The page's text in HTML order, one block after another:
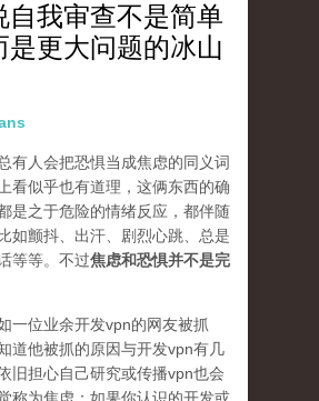
自我审查不是简单
是更大问题的冰山
有人会把恐惧当成焦虑的同义词
看似乎也有道理，这俩东西的确
是之于危险的情绪反应，都伴随
如颤抖、出汗、剧烈心跳、总是
等等。不过焦虑和恐惧并不是完
一位业余开发vpn的网友被抓
道他被抓的原因与开发vpn有几
旧担心自己研究或传播vpn也会